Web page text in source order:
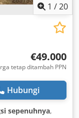
1 /20
€49.000
tetap ditambah PPN
Hubungi
sepenuhnya,